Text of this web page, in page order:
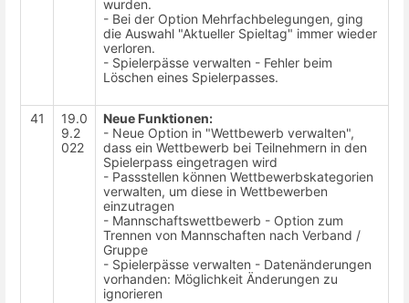
wurden.
- Bei der Option Mehrfachbelegungen, ging
die Auswahl "Aktueller Spieltag" immer wieder
verloren.
- Spielerpässe verwalten - Fehler beim
Löschen eines Spielerpasses.
41
19.0
9.2
022
Neue Funktionen:
- Neue Option in "Wettbewerb verwalten",
dass ein Wettbewerb bei Teilnehmern in den
Spielerpass eingetragen wird
- Passstellen können Wettbewerbskategorien
verwalten, um diese in Wettbewerben
einzutragen
- Mannschaftswettbewerb - Option zum
Trennen von Mannschaften nach Verband /
Gruppe
- Spielerpässe verwalten - Datenänderungen
vorhanden: Möglichkeit Änderungen zu
ignorieren